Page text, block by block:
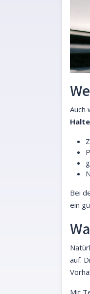
Auch
Bei
ein
auf.
Mit